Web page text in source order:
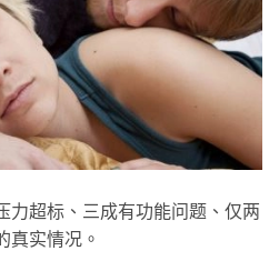
力超标、三成有功能问题、仅两
真实情况。